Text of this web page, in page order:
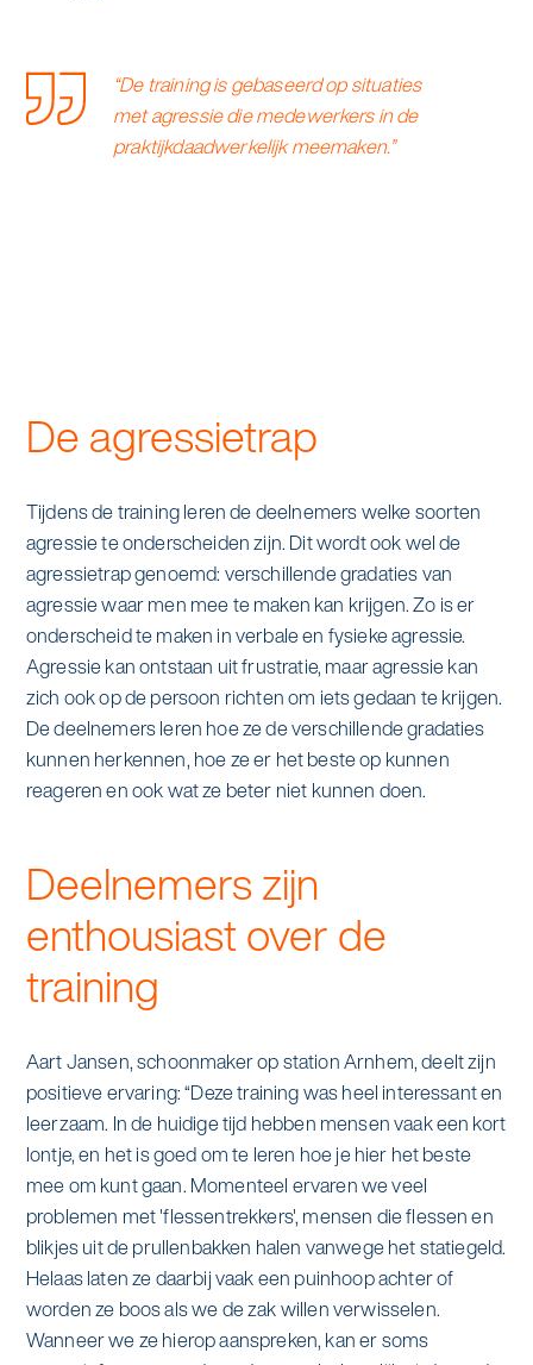
“De training is gebaseerd op situaties
met agressie die medewerkers in de
praktijkdaadwerkelijk meemaken.”
De agressietrap
Tijdens de training leren de deelnemers welke soorten
agressie te onderscheiden zijn. Dit wordt ook wel de
agressietrap genoemd: verschillende gradaties van
agressie waar men mee te maken kan krijgen. Zo is er
onderscheid te maken in verbale en fysieke agressie.
Agressie kan ontstaan uit frustratie, maar agressie kan
zich ook op de persoon richten om iets gedaan te krijgen.
De deelnemers leren hoe ze de verschillende gradaties
kunnen herkennen, hoe ze er het beste op kunnen
reageren en ook wat ze beter niet kunnen doen.
Deelnemers zijn
enthousiast over de
training
Aart Jansen, schoonmaker op station Arnhem, deelt zijn
positieve ervaring: “Deze training was heel interessant en
leerzaam. In de huidige tijd hebben mensen vaak een kort
lontje, en het is goed om te leren hoe je hier het beste
mee om kunt gaan. Momenteel ervaren we veel
problemen met 'flessentrekkers', mensen die flessen en
blikjes uit de prullenbakken halen vanwege het statiegeld.
Helaas laten ze daarbij vaak een puinhoop achter of
worden ze boos als we de zak willen verwisselen.
Wanneer we ze hierop aanspreken, kan er soms